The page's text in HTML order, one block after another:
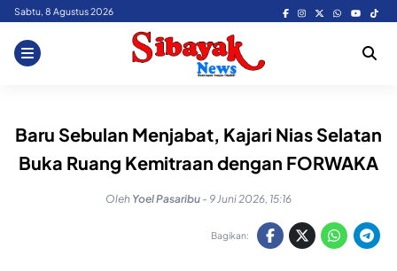
Skip
content
Sabtu, 8 Agustus 2026
Baru Sebulan Menjabat, Kajari Nias Selatan
Buka Ruang Kemitraan dengan FORWAKA
Oleh Yoel Pasaribu - 9 Juni 2026, 15:16
Bagikan: